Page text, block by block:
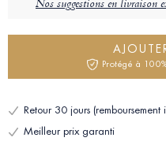
Nos suggestions en livraison
Protégé à
Retour 30 jours (remboursement
Meilleur prix garanti